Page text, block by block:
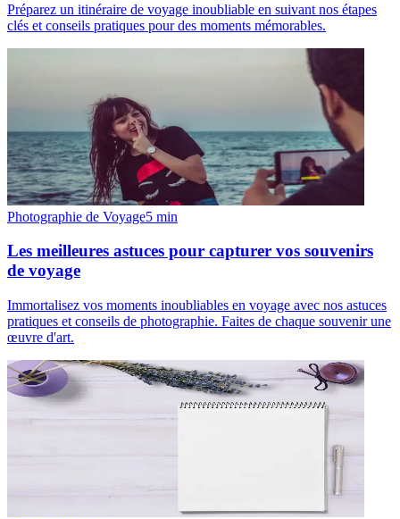
Préparez un itinéraire de voyage inoubliable en suivant nos étapes
clés et conseils pratiques pour des moments mémorables.
Photographie de Voyage5 min
Les meilleures astuces pour capturer vos souvenirs
de voyage
Immortalisez vos moments inoubliables en voyage avec nos astuces
pratiques et conseils de photographie. Faites de chaque souvenir une
œuvre d'art.